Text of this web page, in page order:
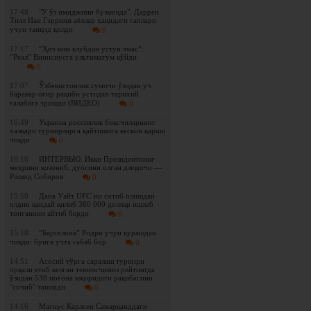
17:48
"У ўз имиджини бузмоқда". Даррен
Тилл Иан Гэррини аёллар ҳақидаги гаплари
учун танқид қилди
0
17:17
“Ҳеч ким клубдан устун эмас”:
“Реал” Винисиусга ультиматум қўйди
0
17:07
Ўзбекистонлик сумочи ўзидан уч
баравар оғир рақиби устидан тарихий
ғалабага эришди (ВИДЕО)
0
16:49
Украина россиялик боксчиларнинг
халқаро турнирларга қайтишига кескин қарши
чиқди
0
16:16
ИНТЕРВЬЮ. Икки Президентнинг
меҳрини қозониб, дуосини олган дзюдочи —
Ришод Собиров
0
15:50
Дана Уайт UFC`ни сотиб олишдан
олдин қандай қилиб 380 000 доллар ишлаб
топганини айтиб берди
0
15:18
“Барселона” Родри учун курашдан
чиқди: бунга учта сабаб бор
0
14:51
Асосий тўрга саралаш турнири
орқали етиб келган теннисчимиз рейтингда
ўзидан 530 поғона юқоридаги рақибасини
"сочиб" ташлади
0
14:16
Магнус Карлсен Самарқанддаги